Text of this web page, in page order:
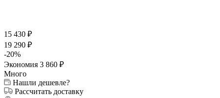
15 430 ₽
19 290 ₽
-20%
Экономия 3 860 ₽
Много
Нашли дешевле?
Рассчитать доставку